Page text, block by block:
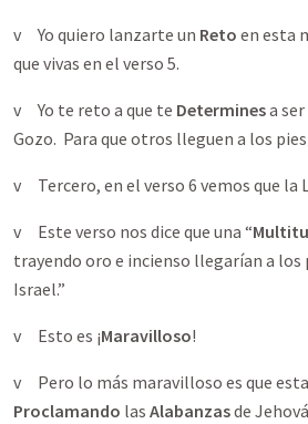
v Yo quiero lanzarte un Reto en esta
que vivas en el verso 5.
v Yo te reto a que te Determinesa ser
Gozo. Para que otros lleguen a los
v Tercero, en el verso 6 vemos que la
v Este verso nos dice que una “
trayendo oro e incienso llegarían a los
Israel.”
v Esto es ¡Maravilloso!
v Pero lo más maravilloso es que
Proclamando las Alabanzasde